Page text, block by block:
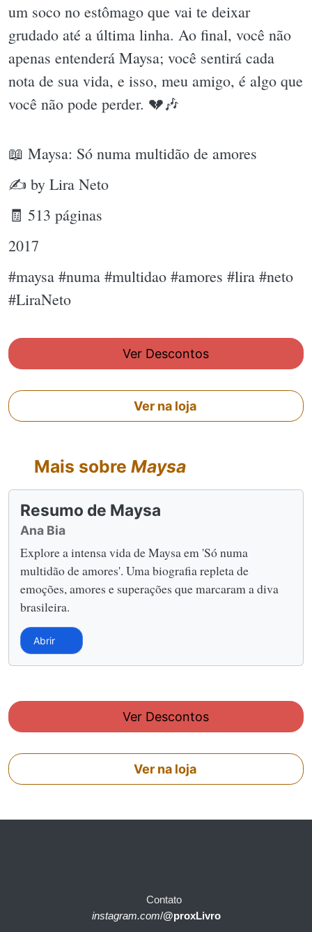
um soco no estômago que vai te deixar
grudado até a última linha. Ao final, você não
apenas entenderá Maysa; você sentirá cada
nota de sua vida, e isso, meu amigo, é algo que
você não pode perder. 💔🎶
📖 Maysa: Só numa multidão de amores
✍ by Lira Neto
🧾 513 páginas
2017
#maysa #numa #multidao #amores #lira #neto
#LiraNeto
Ver Descontos
Ver na loja
Mais sobre Maysa
Resumo de Maysa
Ana Bia
Explore a intensa vida de Maysa em 'Só numa
multidão de amores'. Uma biografia repleta de
emoções, amores e superações que marcaram a diva
brasileira.
Abrir
Ver Descontos
Ver na loja
Contato
instagram.com/@proxLivro